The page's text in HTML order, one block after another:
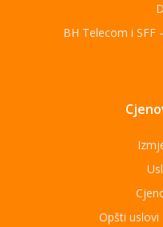
BH Telecom i SFF
Opšti uslovi